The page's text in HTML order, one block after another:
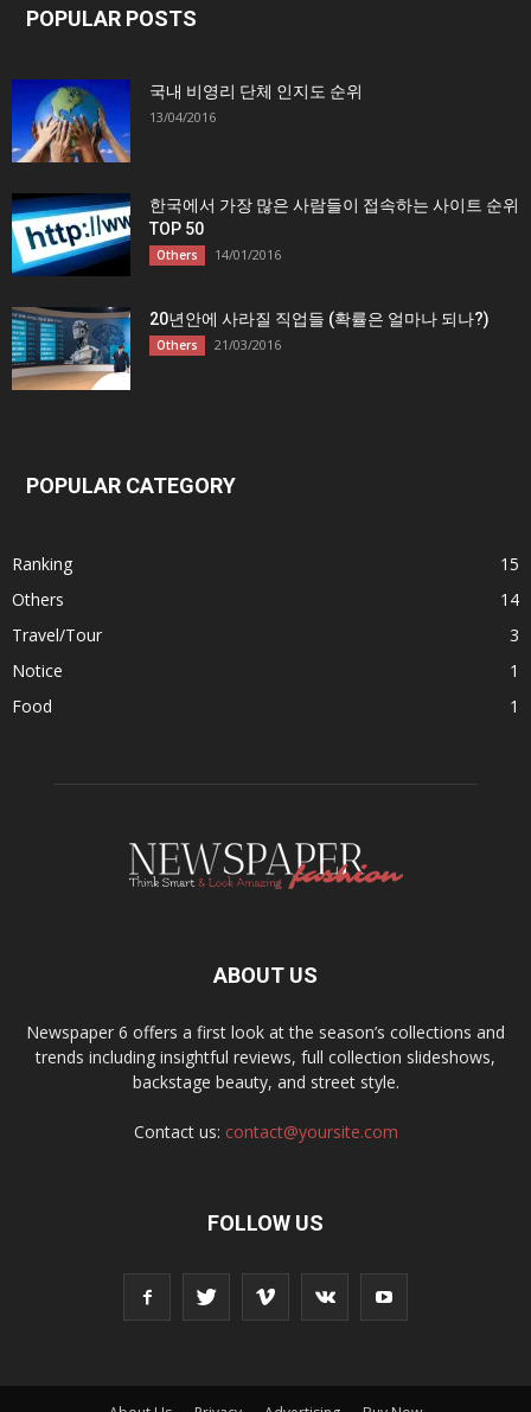
POPULAR POSTS
국내 비영리 단체 인지도 순위
13/04/2016
한국에서 가장 많은 사람들이 접속하는 사이트 순위
TOP 50
Others 14/01/2016
20년안에 사라질 직업들 (확률은 얼마나 되나?)
Others 21/03/2016
POPULAR CATEGORY
Ranking
15
Others
14
Travel/Tour
3
Notice
1
Food
1
ABOUT US
Newspaper 6 offers a first look at the season’s collections and
trends including insightful reviews, full collection slideshows,
backstage beauty, and street style.
Contact us: contact@yoursite.com
FOLLOW US